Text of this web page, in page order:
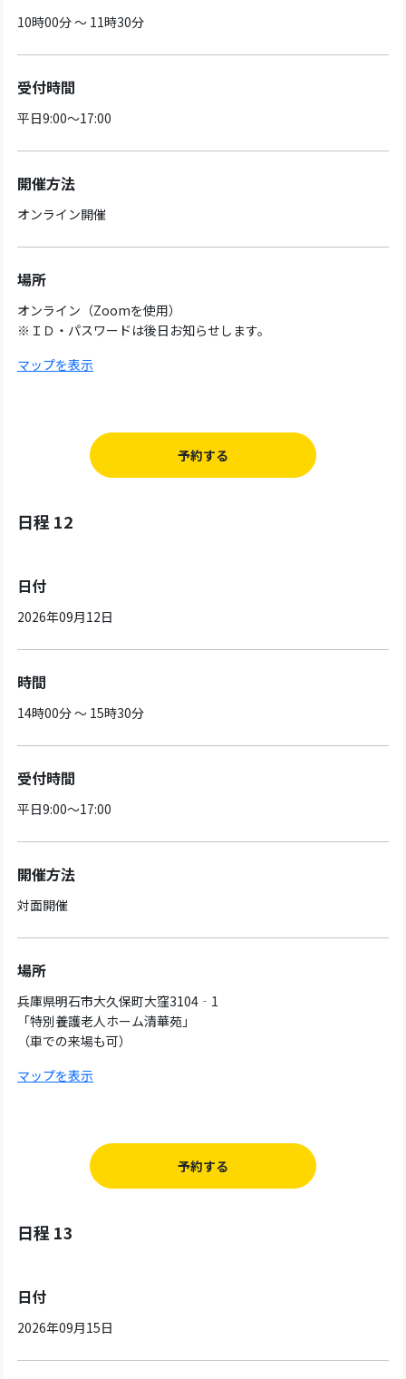
10時00分 ～ 11時30分
受付時間
平日9:00～17:00
開催方法
オンライン開催
場所
オンライン（Zoomを使用）
※ＩＤ・パスワードは後日お知らせします。
マップを表示
予約する
日程 12
日付
2026年09月12日
時間
14時00分 ～ 15時30分
受付時間
平日9:00～17:00
開催方法
対面開催
場所
兵庫県明石市大久保町大窪3104‐1
「特別養護老人ホーム清華苑」
（車での来場も可）
マップを表示
予約する
日程 13
日付
2026年09月15日